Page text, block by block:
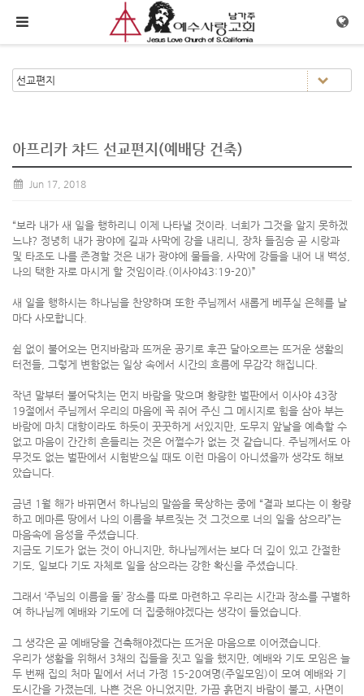
메뉴 건너뛰기
아프리카 챠드 선교편지(예배당 건축)
Jun 17, 2018
“보라 내가 새 일을 행하리니 이제 나타낼 것이라. 너희가 그것을 알지 못하겠
느냐? 정녕히 내가 광야에 길과 사막에 강을 내리니, 장차 들짐승 곧 시랑과
및 타조도 나를 존경할 것은 내가 광야에 물들을, 사막에 강들을 내어 내 백성,
나의 택한 자로 마시게 할 것임이라.(이사야43:19-20)”
새 일을 행하시는 하나님을 찬양하며 또한 주님께서 새롭게 베푸실 은혜를 날
마다 사모합니다.
쉼 없이 불어오는 먼지바람과 뜨꺼운 공기로 후끈 달아오르는 뜨거운 생활의
터전들, 그렇게 변함없는 일상 속에서 시간의 흐름에 무감각 해집니다.
작년 말부터 불어닥치는 먼지 바람을 맞으며 황량한 벌판에서 이사야 43장
19절에서 주님께서 우리의 마음에 꼭 쥐어 주신 그 메시지로 힘을 삼아 부는
바람에 마치 대항이라도 하듯이 꿋꿋하게 서있지만, 도무지 앞날을 예측할 수
없고 마음이 간간히 흔들리는 것은 어쩔수가 없는 것 같습니다. 주님께서도 아
무것도 없는 벌판에서 시험받으실 때도 이런 마음이 아니셨을까 생각도 해보
았습니다.
금년 1월 해가 바뀌면서 하나님의 말씀을 묵상하는 중에 “결과 보다는 이 황량
하고 메마른 땅에서 나의 이름을 부르짖는 것 그것으로 너의 일을 삼으라”는
마음속에 음성을 주셨습니다.
지금도 기도가 없는 것이 아니지만, 하나님께서는 보다 더 깊이 있고 간절한
기도, 일보다 기도 자체로 일을 삼으라는 강한 확신을 주셨습니다.
그래서 ‘주님의 이름을 둘’ 장소를 따로 마련하고 우리는 시간과 장소를 구별하
여 하나님께 예배와 기도에 더 집중해야겠다는 생각이 들었습니다.
그 생각은 곧 예배당을 건축해야겠다는 뜨거운 마음으로 이어졌습니다.
우리가 생활을 위해서 3채의 집들을 짓고 일을 했지만, 예배와 기도 모임은 늘
두 번째 집의 처마 밑에서 서너 가정 15-20여명(주일모임)이 모여 예배와 기
도시간을 가졌는데, 나쁜 것은 아니었지만, 가끔 흙먼지 바람이 불고, 사면이